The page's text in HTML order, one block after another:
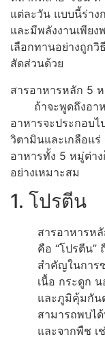
แต่ละวัน แบบนี้ร่าง
และมีพลังงานเพีย
เลือกทานอย่างถูก
สัดส่วนด้วย
สารอาหารหลัก 5
ถ้าจะพูดถึงอา
อาหารจะประกอบ
วิตามินและเกลือแร่
อาหารทั้ง 5 หมู่ต่า
อย่างเหมาะสม
1. โปรตีน
สารอาหารห
คือ “โปรตีน”
สำคัญในการ
เนื้อ กระดูก
และภูมิคุ้มกัน
สามารถพบไ
และจากพืช เ